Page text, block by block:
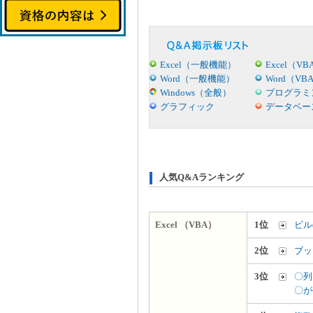
Excel（一般機能）
Excel（
Word（一般機能）
Word（
Windows（全般）
プログラミ
グラフィック
データベー
人気Q&Aランキング
Excel （VBA） 1位 ビ
2位 ブ
3位
〇
〇